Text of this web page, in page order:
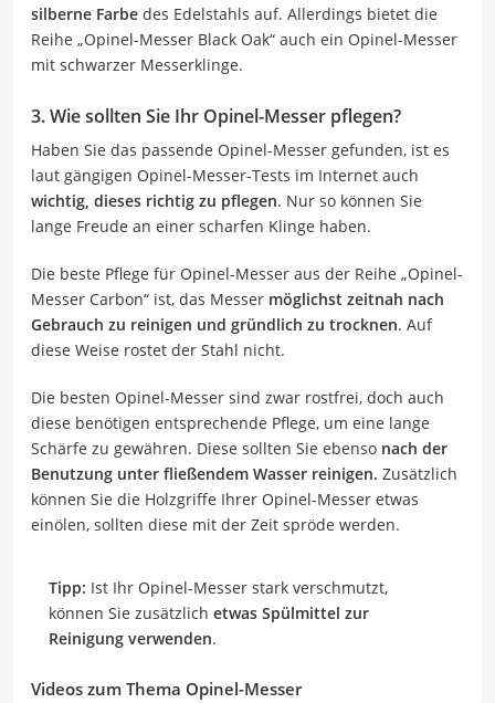
silberne Farbe des Edelstahls auf. Allerdings bietet die
Reihe „Opinel-Messer Black Oak“ auch ein Opinel-Messer
mit schwarzer Messerklinge.
3. Wie sollten Sie Ihr Opinel-Messer pflegen?
Haben Sie das passende Opinel-Messer gefunden, ist es
laut gängigen Opinel-Messer-Tests im Internet auch
wichtig, dieses richtig zu pflegen. Nur so können Sie
lange Freude an einer scharfen Klinge haben.
Die beste Pflege für Opinel-Messer aus der Reihe „Opinel-
Messer Carbon“ ist, das Messer möglichst zeitnah nach
Gebrauch zu reinigen und gründlich zu trocknen. Auf
diese Weise rostet der Stahl nicht.
Die besten Opinel-Messer sind zwar rostfrei, doch auch
diese benötigen entsprechende Pflege, um eine lange
Schärfe zu gewähren. Diese sollten Sie ebenso nach der
Benutzung unter fließendem Wasser reinigen. Zusätzlich
können Sie die Holzgriffe Ihrer Opinel-Messer etwas
einölen, sollten diese mit der Zeit spröde werden.
Tipp: Ist Ihr Opinel-Messer stark verschmutzt,
können Sie zusätzlich etwas Spülmittel zur
Reinigung verwenden.
Videos zum Thema Opinel-Messer